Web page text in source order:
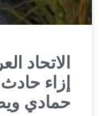
الاتحاد
إزاء
حمادي